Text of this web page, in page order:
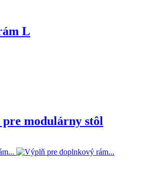
L
pre modulárny stôl